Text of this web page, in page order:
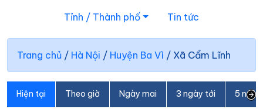
Tỉnh / Thành phố Tin tức
Trang chủ / Hà Nội / Huyện Ba Vì / Xã Cẩm Lĩnh
Hiện tại Theo giờ Ngày mai 3 ngày tới 5